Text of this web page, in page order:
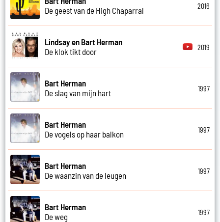
De geest van de High Chaparral
2016
Lindsay en Bart Herman
De klok tikt door
2019
Bart Herman
De slag van mijn hart
1997
Bart Herman
De vogels op haar balkon
1997
Bart Herman
De waanzin van de leugen
1997
Bart Herman
De weg
1997